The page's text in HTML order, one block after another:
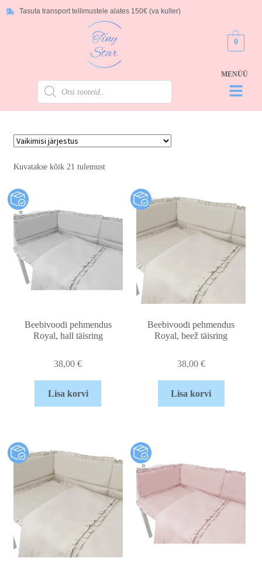
Tasuta transport tellimustele alates 150€ (va kuller)
0
Kuvatakse kõik 21 tulemust
Beebivoodi pehmendus
Royal, hall täisring
38,00€
Lisa korvi
Beebivoodi pehmendus
Royal, beež täisring
38,00 €
Lisa korvi